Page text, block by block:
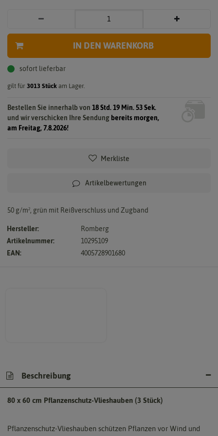
IN DEN WARENKORB
sofort lieferbar
gilt für 3013 Stück am Lager.
Bestellen Sie innerhalb von 18 Std. 19 Min. 52 Sek.
und wir verschicken Ihre Sendung bereits morgen,
am Freitag, 7.8.2026!
Merkliste
Artikelbewertungen
50 g/m², grün mit Reißverschluss und Zugband
Hersteller:
Romberg
Artikelnummer:
10295109
EAN:
4005728901680
Beschreibung
80 x 60 cm Pflanzenschutz-Vlieshauben (3 Stück)
Pflanzenschutz-Vlieshauben schützen Pflanzen vor Wind und